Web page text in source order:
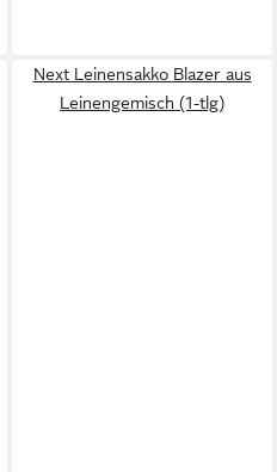
Next Leinensakko Blazer aus
Leinengemisch (1-tlg)